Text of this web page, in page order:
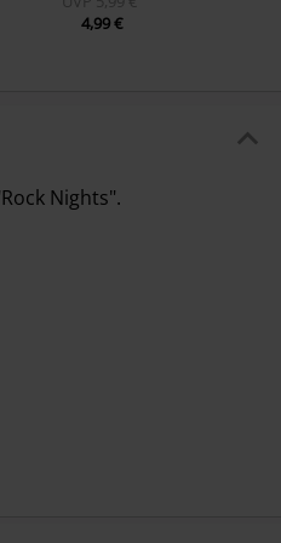
4,99 €
Nights".